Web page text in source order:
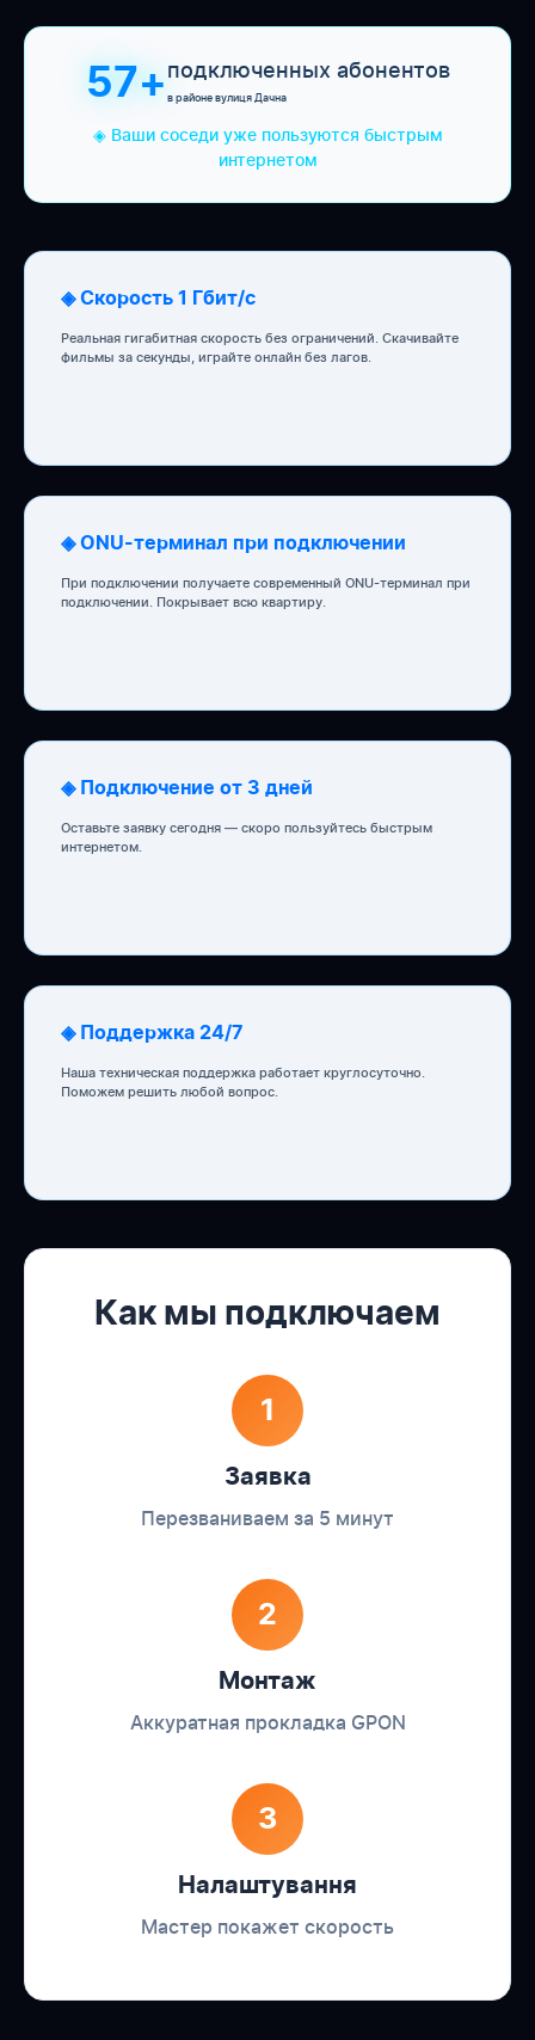
57+подключенных абонентов
в районе вулиця Дачна
◈ Ваши соседи уже пользуются быстрым
интернетом
◈ Скорость 1 Гбит/с
Реальная гигабитная скорость без ограничений. Скачивайте
фильмы за секунды, играйте онлайн без лагов.
◈ ONU-терминал при подключении
При подключении получаете современный ONU-терминал при
подключении. Покрывает всю квартиру.
◈ Подключение от 3 дней
Оставьте заявку сегодня — скоро пользуйтесь быстрым
интернетом.
◈ Поддержка 24/7
Наша техническая поддержка работает круглосуточно.
Поможем решить любой вопрос.
Как мы подключаем
1
Заявка
Перезваниваем за 5 минут
2
Монтаж
Аккуратная прокладка GPON
3
Налаштування
Мастер покажет скорость